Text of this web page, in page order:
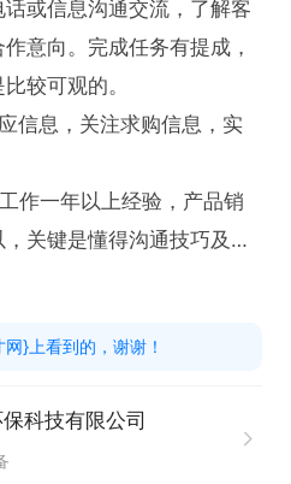
或信息沟通交流，了解客
意向。完成任务有提成，
较可观的。
信息，关注求购信息，实
作一年以上经验，产品销
关键是懂得沟通技巧及话
，收入与个人业绩挂钩，
训。
}上看到的，谢谢！
科技有限公司